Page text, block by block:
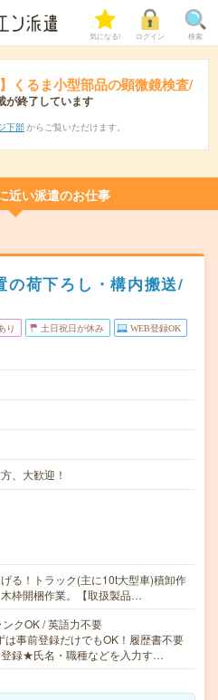
気になる! ログイン 検索
くるま小型部品の顕微鏡検査/
が終了しています
下部 からご覧いただけます。
近い派遣のお仕事
の荷下ろし・構内搬送/
り 土日祝日が休み WEB登録OK
、大歓迎！
る！トラック(主に10t大型車)積卸作
枠開梱作業。【取扱製品…
クOK / 英語力不要
事前登録だけでもOK！履歴書不要
録★氏名・職種などを入力す…